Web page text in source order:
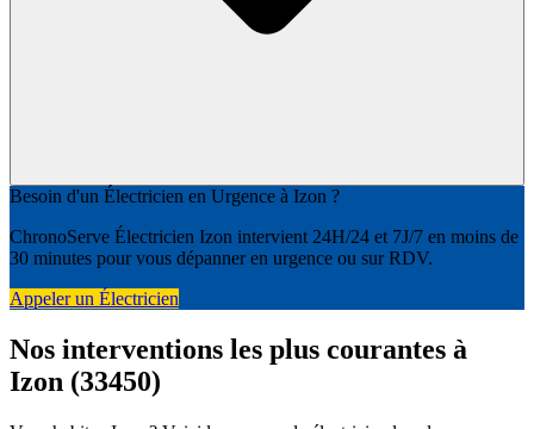
Besoin d'un Électricien en Urgence à Izon ?
ChronoServe Électricien Izon intervient 24H/24 et 7J/7 en moins de
30 minutes pour vous dépanner en urgence ou sur RDV.
Appeler un Électricien
Nos interventions les plus courantes à
Izon (33450)